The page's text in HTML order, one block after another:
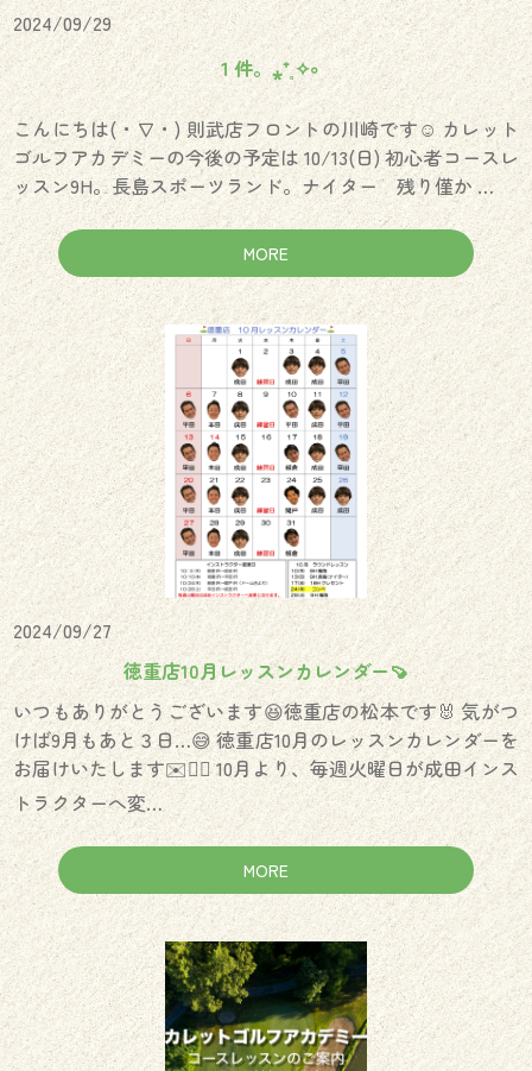
2024/09/29
１件。⁎⁺˳✧༚
こんにちは(・∇・) 則武店フロントの川崎です☺︎ カレット
ゴルフアカデミーの今後の予定は 10/13(日) 初心者コースレ
ッスン9H。長島スポーツランド。ナイター 残り僅か …
MORE
2024/09/27
徳重店10月レッスンカレンダー🍠
いつもありがとうございます😆徳重店の松本です🐰 気がつ
けば9月もあと３日…😅 徳重店10月のレッスンカレンダーを
お届けいたします✉️🙇‍♀️ 10月より、毎週火曜日が成田インス
トラクターへ変…
MORE